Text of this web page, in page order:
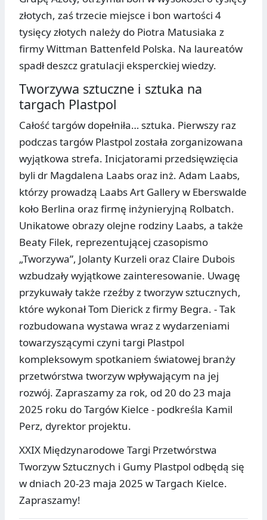
złotych, zaś trzecie miejsce i bon wartości 4
tysięcy złotych należy do Piotra Matusiaka z
firmy Wittman Battenfeld Polska. Na laureatów
spadł deszcz gratulacji eksperckiej wiedzy.
Tworzywa sztuczne i sztuka na
targach Plastpol
Całość targów dopełniła… sztuka. Pierwszy raz
podczas targów Plastpol została zorganizowana
wyjątkowa strefa. Inicjatorami przedsięwzięcia
byli dr Magdalena Laabs oraz inż. Adam Laabs,
którzy prowadzą Laabs Art Gallery w Eberswalde
koło Berlina oraz firmę inżynieryjną Rolbatch.
Unikatowe obrazy olejne rodziny Laabs, a także
Beaty Filek, reprezentującej czasopismo
„Tworzywa”, Jolanty Kurzeli oraz Claire Dubois
wzbudzały wyjątkowe zainteresowanie. Uwagę
przykuwały także rzeźby z tworzyw sztucznych,
które wykonał Tom Dierick z firmy Begra. - Tak
rozbudowana wystawa wraz z wydarzeniami
towarzyszącymi czyni targi Plastpol
kompleksowym spotkaniem światowej branży
przetwórstwa tworzyw wpływającym na jej
rozwój. Zapraszamy za rok, od 20 do 23 maja
2025 roku do Targów Kielce - podkreśla Kamil
Perz, dyrektor projektu.
XXIX Międzynarodowe Targi Przetwórstwa
Tworzyw Sztucznych i Gumy Plastpol odbędą się
w dniach 20-23 maja 2025 w Targach Kielce.
Zapraszamy!